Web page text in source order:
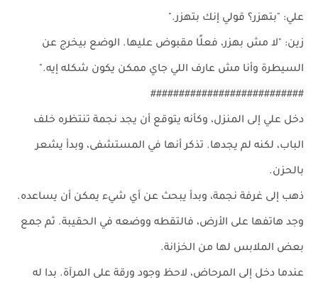
علي: "بتهزر؟ قولي إنك بتهزر."
زين: "لا مش بهزر، فعلًا مقبوض عليها. الوضع بيخرج عن
السيطرة وأنا مش عارف اللي جاي ممكن يكون شكله إيه."
###########################
دخل علي إلى المنزل، وكأنه يتوقع أن يجد نجمة تنتظره خلف
الباب، لكنه لم يجدها. تذكر أنها في المستشفى، وبدأ يشعر
بالحزن.
ذهب إلى غرفة نجمة، وبدأ يبحث عن أي شيء يمكن أن يساعده.
وجد هاتفها على الأرض، فالتقطه ووضعه في الحقيبة. ثم جمع
بعض الملابس لها من الخزانة.
عندما دخل إلى المرحاض، لاحظ وجود ورقة على المرآة. بدا له